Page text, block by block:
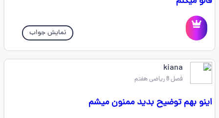
نمایش جواب
kiana
فصل 8 ریاضی هفتم
اینو بهم توضیح بدید ممنون میشم